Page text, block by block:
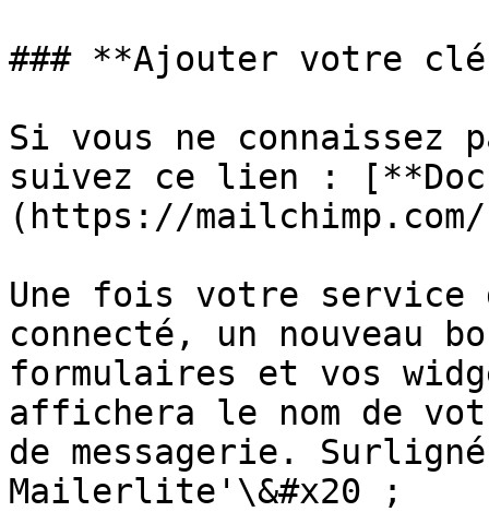
### **Ajouter votre
Si vous ne connaissez
suivez ce lien :
(https://
Une fois votre service
connecté, un nouveau
formulaires et vos
affichera le nom de
de messagerie.
Mailerlite'\&#x20 ;